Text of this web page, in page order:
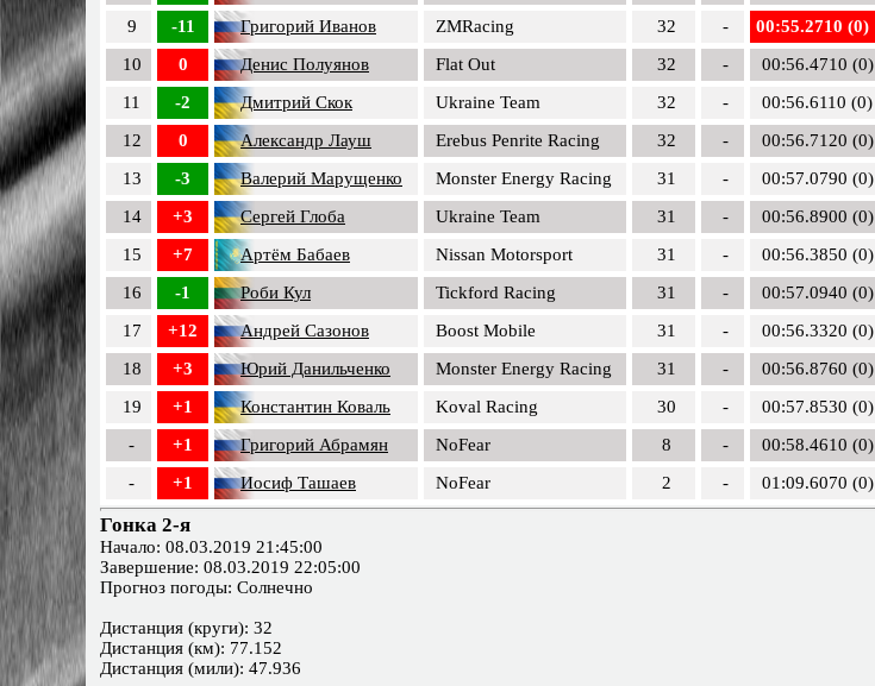
9
-11 Григорий Иванов ZMRacing 32 - 00:55.2710 (0)
10
0 Денис Полуянов Flat Out 32 - 00:56.4710 (0)
11
-2 Дмитрий Скок Ukraine Team 32 - 00:56.6110 (0)
12
0 Александр Лауш Erebus Penrite Racing 32 - 00:56.7120 (0)
13
-3 Валерий Марущенко Monster Energy Racing 31 - 00:57.0790 (0)
14
+3 Сергей Глоба Ukraine Team 31 - 00:56.8900 (0)
15
+7 Артём Бабаев Nissan Motorsport 31 - 00:56.3850 (0)
16
-1 Роби Кул Tickford Racing 31 - 00:57.0940 (0)
17
+12 Андрей Сазонов Boost Mobile 31 - 00:56.3320 (0)
18
+3 Юрий Данильченко Monster Energy Racing 31 - 00:56.8760 (0)
19
+1 Константин Коваль Koval Racing 30 - 00:57.8530 (0)
-
+1 Григорий Абрамян NoFear 8 - 00:58.4610 (0)
-
+1 Иосиф Ташаев NoFear 2 - 01:09.6070 (0)
Гонка 2-я
Начало: 08.03.2019 21:45:00
Завершение: 08.03.2019 22:05:00
Прогноз погоды: Солнечно
Дистанция (круги): 32
Дистанция (км): 77.152
Дистанция (мили): 47.936